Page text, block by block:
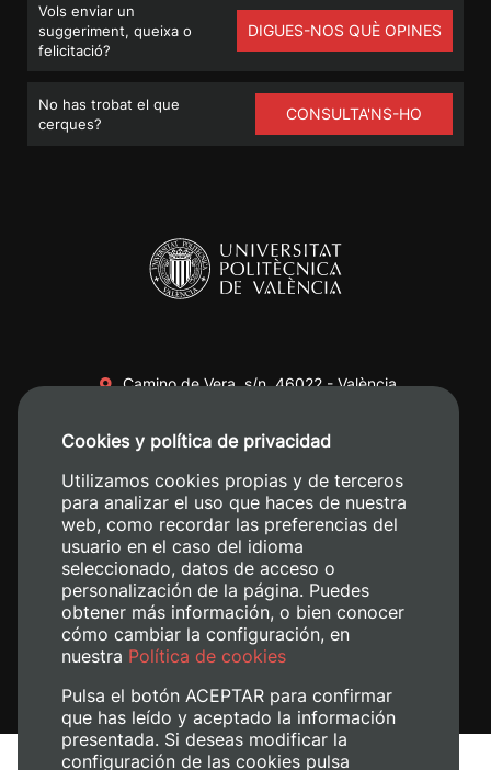
Vols enviar un
suggeriment, queixa o
felicitació?
DIGUES-NOS QUÈ OPINES
No has trobat el que
cerques?
CONSULTA'NS-HO
Camino de Vera, s/n. 46022 - València
+34 620 04 00 50
Cookies y política de privacidad
Utilizamos cookies propias y de terceros
para analizar el uso que haces de nuestra
web, como recordar las preferencias del
usuario en el caso del idioma
seleccionado, datos de acceso o
personalización de la página. Puedes
obtener más información, o bien conocer
cómo cambiar la configuración, en
nuestra Política de cookies
Pulsa el botón ACEPTAR para confirmar
que has leído y aceptado la información
presentada. Si deseas modificar la
configuración de las cookies pulsa